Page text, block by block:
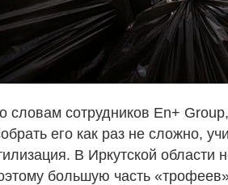
словам сотрудников En+
его как раз не сложно,
В Иркутской области
большую часть